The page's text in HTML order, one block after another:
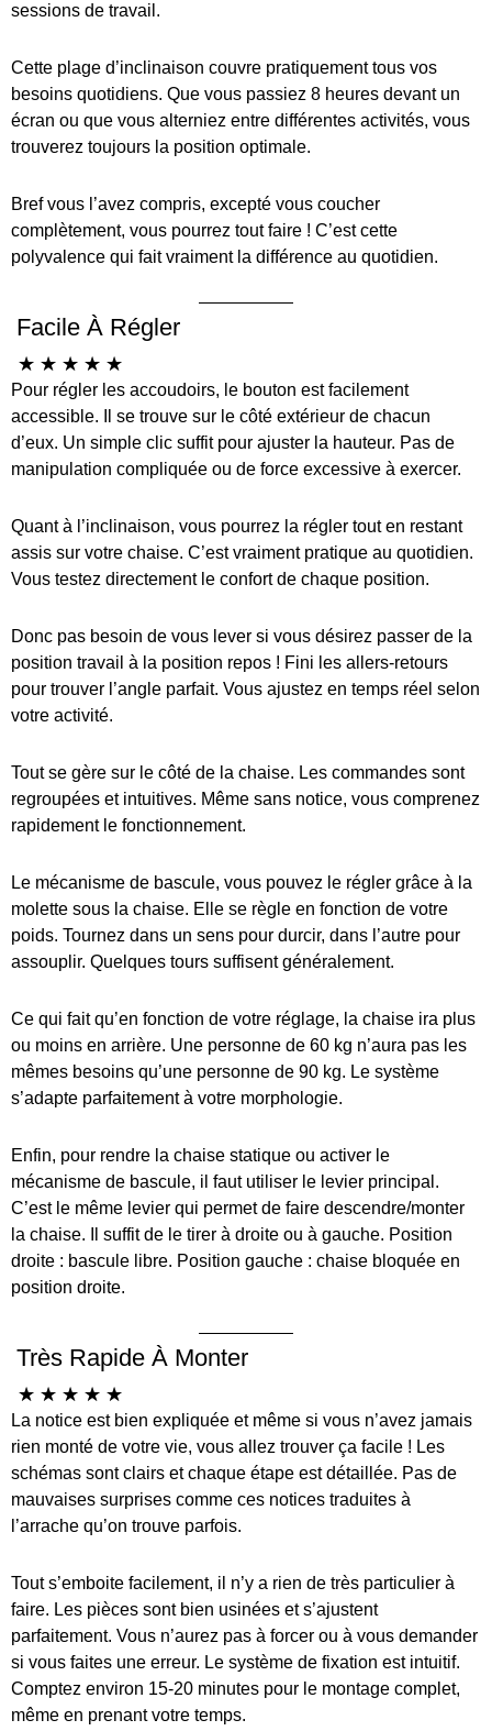
sessions de travail.
Cette plage d’inclinaison couvre pratiquement tous vos
besoins quotidiens. Que vous passiez 8 heures devant un
écran ou que vous alterniez entre différentes activités, vous
trouverez toujours la position optimale.
Bref vous l’avez compris, excepté vous coucher
complètement, vous pourrez tout faire ! C’est cette
polyvalence qui fait vraiment la différence au quotidien.
Facile À Régler
☆ ☆ ☆ ☆ ☆
Pour régler les accoudoirs, le bouton est facilement
accessible. Il se trouve sur le côté extérieur de chacun
d’eux. Un simple clic suffit pour ajuster la hauteur. Pas de
manipulation compliquée ou de force excessive à exercer.
Quant à l’inclinaison, vous pourrez la régler tout en restant
assis sur votre chaise. C’est vraiment pratique au quotidien.
Vous testez directement le confort de chaque position.
Donc pas besoin de vous lever si vous désirez passer de la
position travail à la position repos ! Fini les allers-retours
pour trouver l’angle parfait. Vous ajustez en temps réel selon
votre activité.
Tout se gère sur le côté de la chaise. Les commandes sont
regroupées et intuitives. Même sans notice, vous comprenez
rapidement le fonctionnement.
Le mécanisme de bascule, vous pouvez le régler grâce à la
molette sous la chaise. Elle se règle en fonction de votre
poids. Tournez dans un sens pour durcir, dans l’autre pour
assouplir. Quelques tours suffisent généralement.
Ce qui fait qu’en fonction de votre réglage, la chaise ira plus
ou moins en arrière. Une personne de 60 kg n’aura pas les
mêmes besoins qu’une personne de 90 kg. Le système
s’adapte parfaitement à votre morphologie.
Enfin, pour rendre la chaise statique ou activer le
mécanisme de bascule, il faut utiliser le levier principal.
C’est le même levier qui permet de faire descendre/monter
la chaise. Il suffit de le tirer à droite ou à gauche. Position
droite : bascule libre. Position gauche : chaise bloquée en
position droite.
Très Rapide À Monter
☆ ☆ ☆ ☆ ☆
La notice est bien expliquée et même si vous n’avez jamais
rien monté de votre vie, vous allez trouver ça facile ! Les
schémas sont clairs et chaque étape est détaillée. Pas de
mauvaises surprises comme ces notices traduites à
l’arrache qu’on trouve parfois.
Tout s’emboite facilement, il n’y a rien de très particulier à
faire. Les pièces sont bien usinées et s’ajustent
parfaitement. Vous n’aurez pas à forcer ou à vous demander
si vous faites une erreur. Le système de fixation est intuitif.
Comptez environ 15-20 minutes pour le montage complet,
même en prenant votre temps.